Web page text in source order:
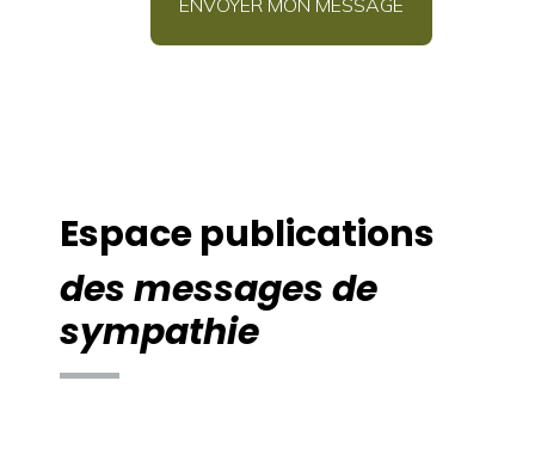
Espace publications
des messages de
sympathie